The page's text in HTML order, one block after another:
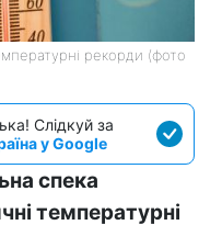
рекорди (фото
Слідкуй за
у Google
спека
температурні